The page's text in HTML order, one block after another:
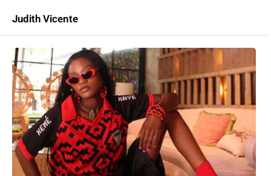
Judith Vicente